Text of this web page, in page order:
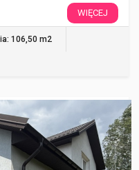
WIĘCEJ
106,50 m2